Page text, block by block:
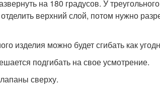
на 180 градусов. У
верхний слой, потом нужно
изделия можно будет сгибать как
подгибать на свое усмотрение.
сверху.